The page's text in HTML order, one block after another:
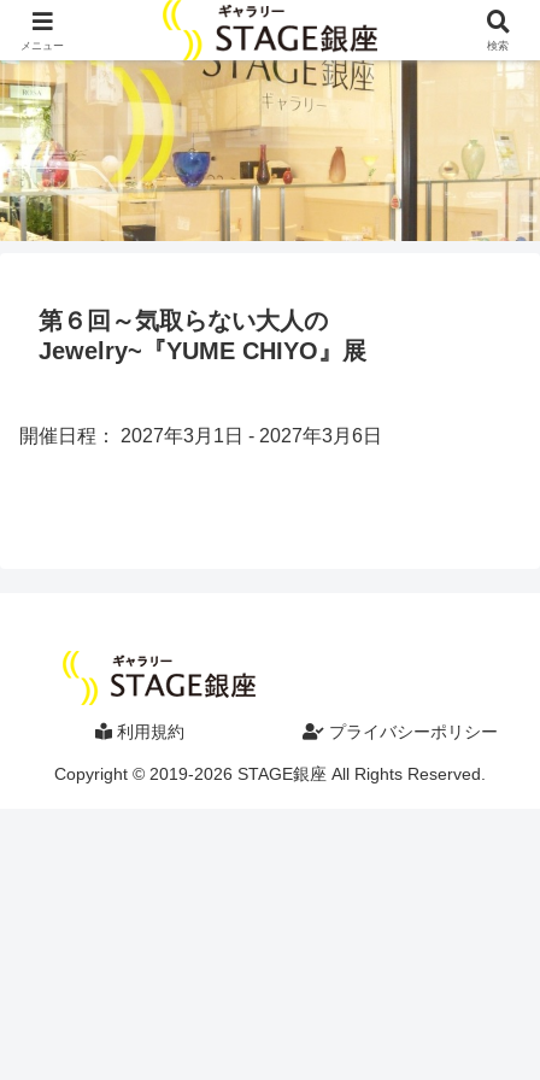
第６回～気取らない大人の
Jewelry~『YUME CHIYO』展
開催日程： 2027年3月1日 - 2027年3月6日
利用規約 プライバシーポリシー
Copyright © 2019-2026 STAGE銀座 All Rights Reserved.
メニュー 検索